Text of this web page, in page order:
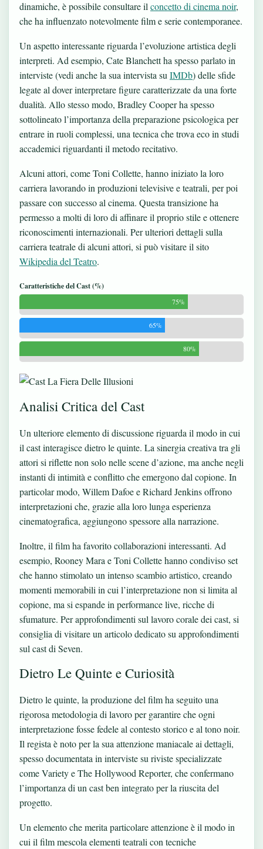
dinamiche, è possibile consultare ilconcetto di cinema noir,
che ha influenzato notevolmente film e serie contemporanee.
Un aspetto interessante riguarda l’evoluzione artistica degli
interpreti. Ad esempio, Cate Blanchett ha spesso parlato in
interviste (vedi anche la sua intervista su IMDb) delle sfide
legate al dover interpretare figure caratterizzate da una forte
dualità. Allo stesso modo, Bradley Cooper ha spesso
sottolineato l’importanza della preparazione psicologica per
entrare in ruoli complessi, una tecnica che trova eco in studi
accademici riguardanti il metodo recitativo.
Alcuni attori, come Toni Collette, hanno iniziato la loro
carriera lavorando in produzioni televisive e teatrali, per poi
passare con successo al cinema. Questa transizione ha
permesso a molti di loro di affinare il proprio stile e ottenere
riconoscimenti internazionali. Per ulteriori dettagli sulla
carriera teatrale di alcuni attori, si può visitare il sito
Wikipedia del Teatro.
Caratteristiche del Cast (%)
75%
65%
80%
Analisi Critica del Cast
Un ulteriore elemento di discussione riguarda il modo in cui
il cast interagisce dietro le quinte. La sinergia creativa tra gli
attori si riflette non solo nelle scene d’azione, ma anche negli
instanti di intimità e conflitto che emergono dal copione. In
particolar modo, Willem Dafoe e Richard Jenkins offrono
interpretazioni che, grazie alla loro lunga esperienza
cinematografica, aggiungono spessore alla narrazione.
Inoltre, il film ha favorito collaborazioni interessanti. Ad
esempio, Rooney Mara e Toni Collette hanno condiviso set
che hanno stimolato un intenso scambio artistico, creando
momenti memorabili in cui l’interpretazione non si limita al
copione, ma si espande in performance live, ricche di
sfumature. Per approfondimenti sul lavoro corale dei cast, si
consiglia di visitare un articolo dedicato su approfondimenti
sul cast di Seven.
Dietro Le Quinte e Curiosità
Dietro le quinte, la produzione del film ha seguito una
rigorosa metodologia di lavoro per garantire che ogni
interpretazione fosse fedele al contesto storico e al tono noir.
Il regista è noto per la sua attenzione maniacale ai dettagli,
spesso documentata in interviste su riviste specializzate
come Variety e The Hollywood Reporter, che confermano
l’importanza di un cast ben integrato per la riuscita del
progetto.
Un elemento che merita particolare attenzione è il modo in
cui il film mescola elementi teatrali con tecniche